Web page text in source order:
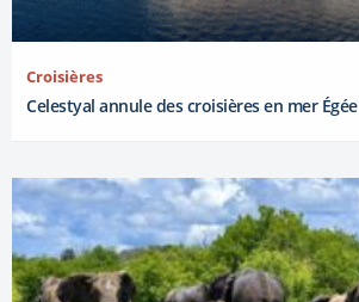
Croisières
Celestyal annule des croisières en mer Égée